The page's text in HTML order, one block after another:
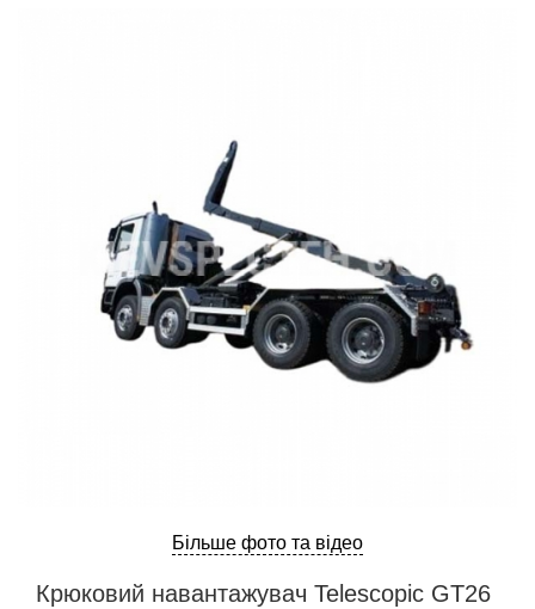
Більше фото та відео
Крюковий навантажувач Telescopic GT26